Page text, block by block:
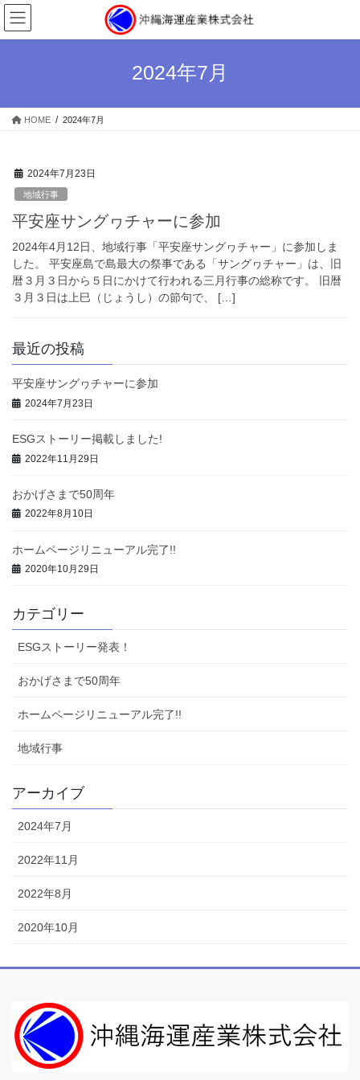
コ
ン
テ
ス
ナ
ビ
ゲ
ン
2024年7月
HOME 2024年7月
2024年7月23日
地域行事
平安座サングヮチャーに参加
2024年4月12日、地域行事「平安座サングヮチャー」に参加しま
した。 平安座島で島最大の祭事である「サングヮチャー」は、旧
暦３月３日から５日にかけて行われる三月行事の総称です。 旧暦
３月３日は上巳（じょうし）の節句で、 […]
最近の投稿
平安座サングヮチャーに参加
2024年7月23日
ESGストーリー掲載しました!
2022年11月29日
おかげさまで50周年
2022年8月10日
ホームページリニューアル完了!!
2020年10月29日
カテゴリー
ESGストーリー発表！
おかげさまで50周年
ホームページリニューアル完了!!
地域行事
アーカイブ
2024年7月
2022年11月
2022年8月
2020年10月